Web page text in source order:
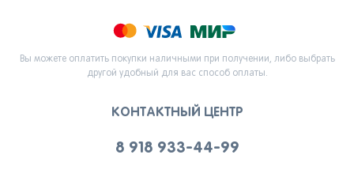
Вы можете оплатить покупки наличными при получении, либо выбрать
другой удобный для вас способ оплаты.
КОНТАКТНЫЙ ЦЕНТР
8 918 933-44-99